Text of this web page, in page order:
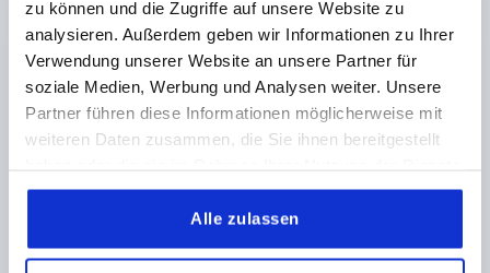
zu können und die Zugriffe auf unsere Website zu
analysieren. Außerdem geben wir Informationen zu Ihrer
Verwendung unserer Website an unsere Partner für
soziale Medien, Werbung und Analysen weiter. Unsere
Partner führen diese Informationen möglicherweise mit
weiteren Daten zusammen, die Sie ihnen bereitgestellt
gesammelt haben.
Alle zulassen
2) Épaisseur de tôle max. 2,5 mm
3) Système de verrouillage à 1 point
4) Système de verrouillage à 3 points
5) Came 05569
6) Levier pivotant
8) Serrures à tige en zinc ou en plastique pour
DÉTAILS DU PRODUIT
CAD
TÉLÉCHARGEMENTS